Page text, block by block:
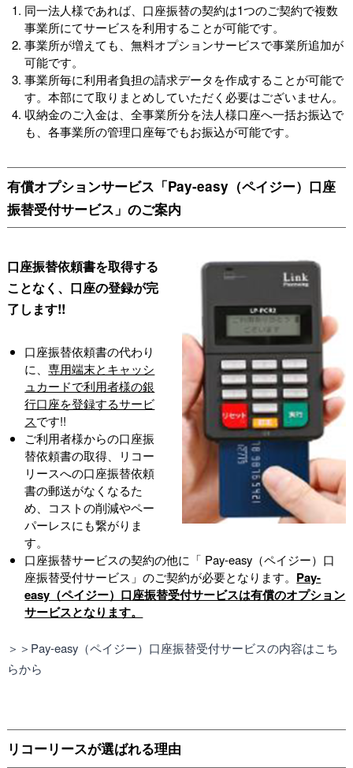
同一法人様であれば、口座振替の契約は1つのご契約で複数
事業所にてサービスを利用することが可能です。
事業所が増えても、無料オプションサービスで事業所追加が
可能です。
事業所毎に利用者負担の請求データを作成することが可能で
す。本部にて取りまとめしていただく必要はございません。
収納金のご入金は、全事業所分を法人様口座へ一括お振込で
も、各事業所の管理口座毎でもお振込が可能です。
有償オプションサービス「Pay-easy（ペイジー）口座
振替受付サービス」のご案内
口座振替依頼書を取得する
ことなく、口座の登録が完
了します!!
口座振替依頼書の代わり
に、専用端末とキャッシ
ュカードで利用者様の銀
行口座を登録するサービ
スです!!
ご利用者様からの口座振
替依頼書の取得、リコー
リースへの口座振替依頼
書の郵送がなくなるた
め、コストの削減やペー
パーレスにも繋がりま
す。
口座振替サービスの契約の他に「 Pay-easy（ペイジー）口
座振替受付サービス」のご契約が必要となります。 Pay-
easy（ペイジー）口座振替受付サービスは有償のオプション
サービスとなります。
＞＞Pay-easy（ペイジー）口座振替受付サービスの内容はこち
らから
リコーリースが選ばれる理由